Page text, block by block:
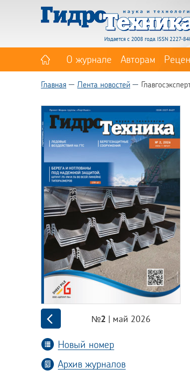
Издается с 2008 года. ISSN 2227-
О журнале Авторам
Главная Лента новостей
№2 | май 2026
Новый номер
Архив журналов